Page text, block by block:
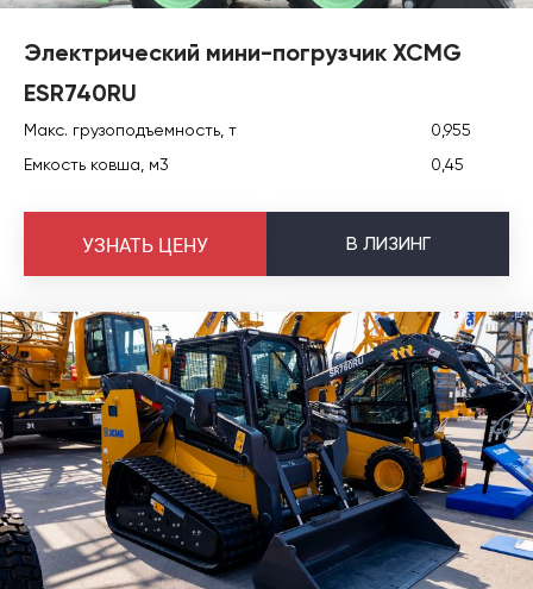
Электрический мини-погрузчик XCMG
ESR740RU
Макс. грузоподъемность, т
0,955
Емкость ковша, м3
0,45
В ЛИЗИНГ
УЗНАТЬ ЦЕНУ